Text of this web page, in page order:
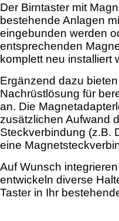
Der Birntaster mit
bestehende Anlagen
eingebunden werden
entsprechenden
komplett neu installiert
Ergänzend dazu
Nachrüstlösung für
an. Die
zusätzlichen Aufwand
Steckverbindung (z.B.
eine
Auf Wunsch
entwickeln diverse
Taster in Ihr